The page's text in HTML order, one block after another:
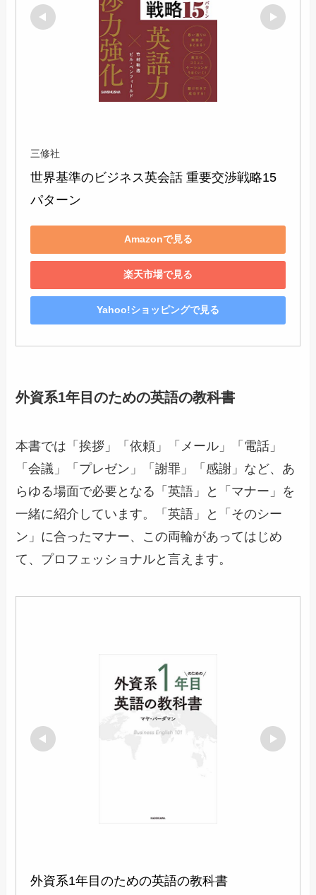
三修社
世界基準のビジネス英会話 重要交渉戦略15
パターン
Amazonで見る
楽天市場で見る
Yahoo!ショッピングで見る
外資系1年目のための英語の教科書
本書では「挨拶」「依頼」「メール」「電話」
「会議」「プレゼン」「謝罪」「感謝」など、あ
らゆる場面で必要となる「英語」と「マナー」を
一緒に紹介しています。「英語」と「そのシー
ン」に合ったマナー、この両輪があってはじめ
て、プロフェッショナルと言えます。
外資系1年目のための英語の教科書